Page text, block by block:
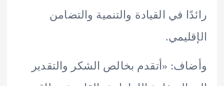
في القيادة والتنمية والتضامن
«أتقدم بخالص الشكر والتقدير